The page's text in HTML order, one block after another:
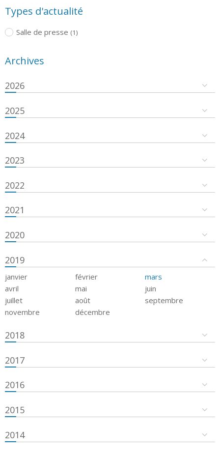
Types d'actualité
Salle de presse (1)
Archives
2026
2025
2024
2023
2022
2021
2020
2019
janvier février
mars
avril
mai
juin
juillet
août
septembre
novembre
décembre
2018
2017
2016
2015
2014